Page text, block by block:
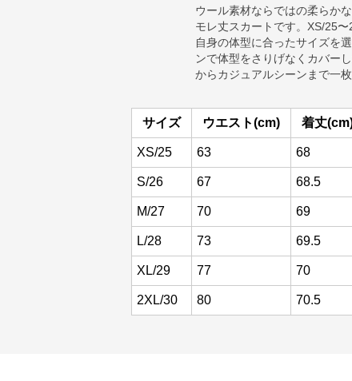
ウール素材ならではの柔らか
モレ丈スカートです。XS/25
自身の体型に合ったサイズを
ンで体型をさりげなくカバー
からカジュアルシーンまで一枚
サイズ ウエスト(cm) 着丈
XS/25 63 68
S/26 67 68.5
M/27 70 69
L/28 73 69.5
XL/29 77 70
2XL/30 80 70.5